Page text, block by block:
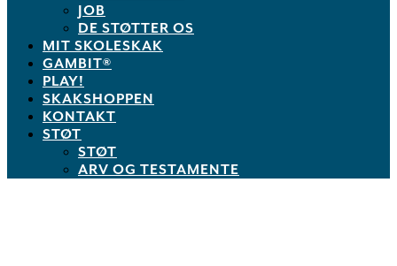
JOB
DE STØTTER OS
MIT SKOLESKAK
GAMBIT®
PLAY!
SKAKSHOPPEN
KONTAKT
STØT
STØT
ARV OG TESTAMENTE